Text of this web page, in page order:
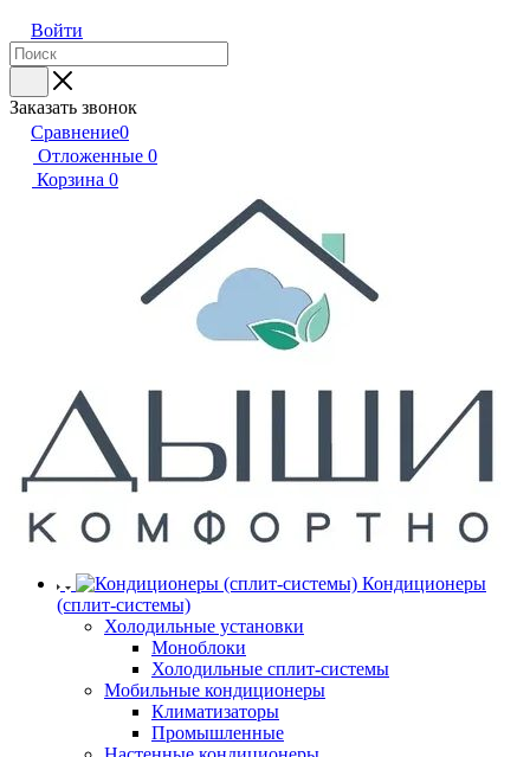
Войти
Заказать звонок
Сравнение0
Отложенные 0
Корзина 0
Кондиционеры
(сплит-системы)
Холодильные установки
Моноблоки
Холодильные сплит-системы
Мобильные кондиционеры
Климатизаторы
Промышленные